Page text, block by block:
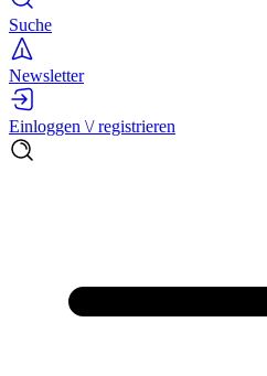
Suche
Newsletter
Einloggen \/ registrieren